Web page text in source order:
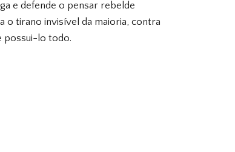
e defende o pensar rebelde
tirano invisível da maioria, contra
possui-lo todo.